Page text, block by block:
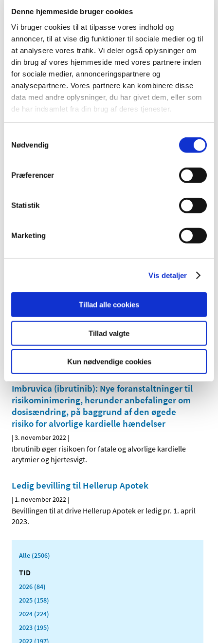
Denne hjemmeside bruger cookies
Vi bruger cookies til at tilpasse vores indhold og
annoncer, til at vise dig funktioner til sociale medier og til
at analysere vores trafik. Vi deler også oplysninger om
din brug af vores hjemmeside med vores partnere inden
for sociale medier, annonceringspartnere og
analysepartnere. Vores partnere kan kombinere disse
data med andre oplysninger, du har givet dem, eller som
de har indsamlet fra din brug af deres tjenester.
Nødvendig
Præferencer
Statistik
Marketing
Vis detaljer
Tillad alle cookies
Tillad valgte
Kun nødvendige cookies
steroide antiinflammatoriske midler)
| 9. november 2022
På baggrund af anbefaling fra den europæiske
bivirkningskomité PRAC har koordinationsgruppen for
…
Nomegestrolacetat* og chlormadinonacetat:
Tiltag for at mindske risiko for meningeom
|8. november 2022 |
Der er en øget risiko for at udvikle meningeom (enkelt
MedSafetyWeek: Vigtigt at være opmærksom
|8. november 2022
Medicin, der sælges i Danmark, er sikker og velundersøgt
kliniske forsøg med lægemidler registreres i
den europæiske database EudraVigilance for
I forbindelse med overgangen til den nye EU-forordning
Praksisændring for Lægemiddelstyrelsens
inspektioner
Lægemiddelstyrelsen har påbegyndt implementering af
det elektroniske underskriftssystem (Penneo). Fra 1.
Imbruvica (ibrutinib): Nye foranstaltninger til
risikominimering, herunder anbefalinger om
dosisændring, på baggrund af den øgede
risiko for alvorlige kardielle hændelser
|3. november 2022 |
Ibrutinib øger risikoen for fatale og alvorlige kardielle
arytmier og hjertesvigt.
Ledig bevilling til Hellerup Apotek
| 1. november 2022 |
Bevillingen til at drive Hellerup Apotek er ledig pr. 1. april
2023.
Alle (2506)
TID
2026 (84)
2025 (158)
2024 (224)
2023 (195)
2022 (197)